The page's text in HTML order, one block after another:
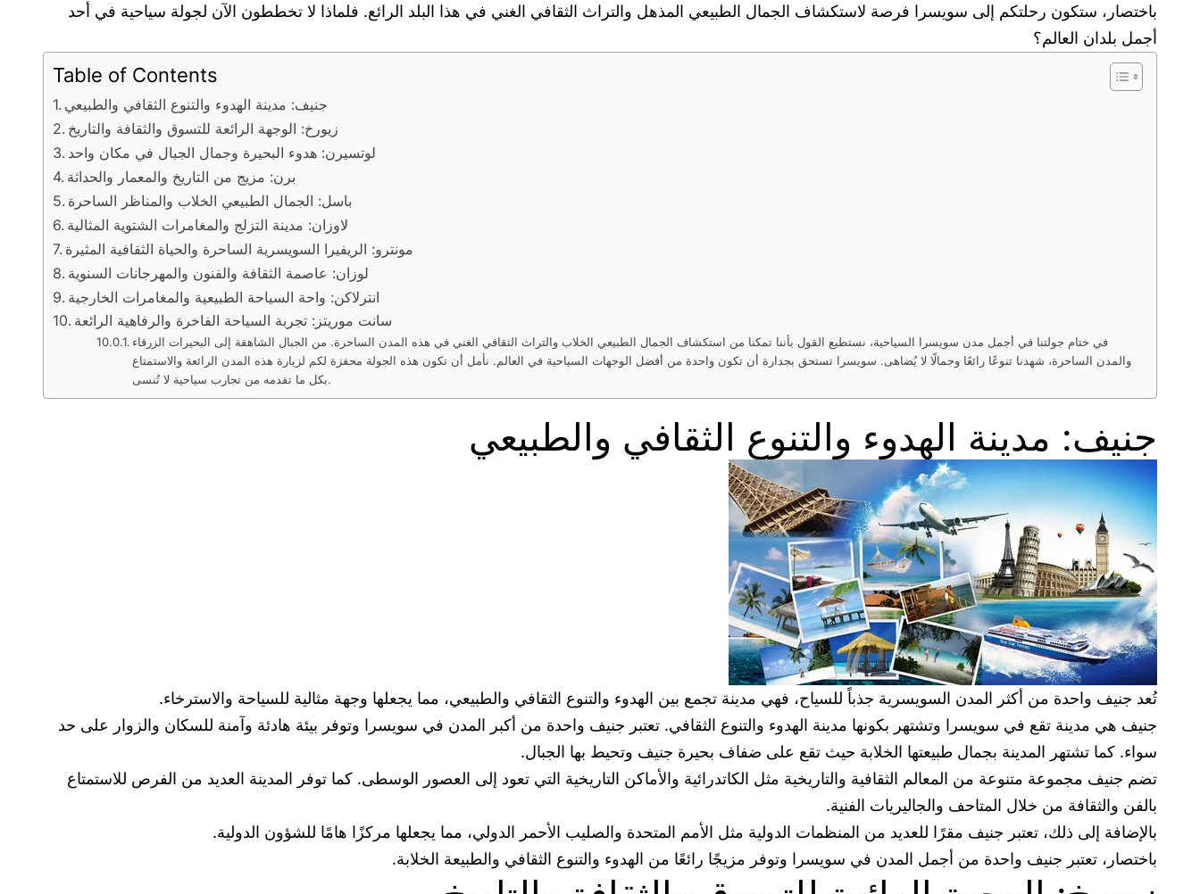
باختصار، ستكون رحلتكم إلى سويسرا فرصة لاستكشاف الجمال الطبيعي المذهل والتراث الثقافي الغني في هذا البلد الرائع. فلماذا لا تخططون الآن لجولة سياحية في أحد
أجمل بلدان العالم؟
Table of Contents
جنيف: مدينة الهدوء والتنوع الثقافي والطبيعي
زيورخ: الوجهة الرائعة للتسوق والثقافة والتاريخ
لوتسيرن: هدوء البحيرة وجمال الجبال في مكان واحد
برن: مزيج من التاريخ والمعمار والحداثة
باسل: الجمال الطبيعي الخلاب والمناظر الساحرة
لاوزان: مدينة التزلج والمغامرات الشتوية المثالية
مونترو: الريفيرا السويسرية الساحرة والحياة الثقافية المثيرة
لوزان: عاصمة الثقافة والفنون والمهرجانات السنوية
انترلاكن: واحة السياحة الطبيعية والمغامرات الخارجية
سانت موريتز: تجربة السياحة الفاخرة والرفاهية الرائعة
في ختام جولتنا في أجمل مدن سويسرا السياحية، نستطيع القول بأننا تمكنا من استكشاف الجمال الطبيعي الخلاب والتراث الثقافي الغني في هذه المدن الساحرة. من الجبال الشاهقة إلى البحيرات الزرقاء
والمدن الساحرة، شهدنا تنوعًا رائعًا وجمالًا لا يُضاهى. سويسرا تستحق بجدارة أن تكون واحدة من أفضل الوجهات السياحية في العالم. نأمل أن تكون هذه الجولة محفزة لكم لزيارة هذه المدن الرائعة والاستمتاع
بكل ما تقدمه من تجارب سياحية لا تُنسى.
جنيف: مدينة الهدوء والتنوع الثقافي والطبيعي
تُعد جنيف واحدة من أكثر المدن السويسرية جذباً للسياح، فهي مدينة تجمع بين الهدوء والتنوع الثقافي والطبيعي، مما يجعلها وجهة مثالية للسياحة والاسترخاء.
جنيف هي مدينة تقع في سويسرا وتشتهر بكونها مدينة الهدوء والتنوع الثقافي. تعتبر جنيف واحدة من أكبر المدن في سويسرا وتوفر بيئة هادئة وآمنة للسكان والزوار على حد
سواء. كما تشتهر المدينة بجمال طبيعتها الخلابة حيث تقع على ضفاف بحيرة جنيف وتحيط بها الجبال.
تضم جنيف مجموعة متنوعة من المعالم الثقافية والتاريخية مثل الكاتدرائية والأماكن التاريخية التي تعود إلى العصور الوسطى. كما توفر المدينة العديد من الفرص للاستمتاع
بالفن والثقافة من خلال المتاحف والجاليريات الفنية.
بالإضافة إلى ذلك، تعتبر جنيف مقرًا للعديد من المنظمات الدولية مثل الأمم المتحدة والصليب الأحمر الدولي، مما يجعلها مركزًا هامًا للشؤون الدولية.
باختصار، تعتبر جنيف واحدة من أجمل المدن في سويسرا وتوفر مزيجًا رائعًا من الهدوء والتنوع الثقافي والطبيعة الخلابة.